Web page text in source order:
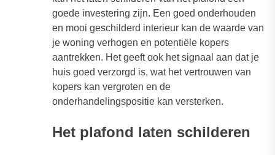
goede investering zijn. Een goed onderhouden
en mooi geschilderd interieur kan de waarde van
je woning verhogen en potentiële kopers
aantrekken. Het geeft ook het signaal aan dat je
huis goed verzorgd is, wat het vertrouwen van
kopers kan vergroten en de
onderhandelingspositie kan versterken.
Het plafond laten schilderen